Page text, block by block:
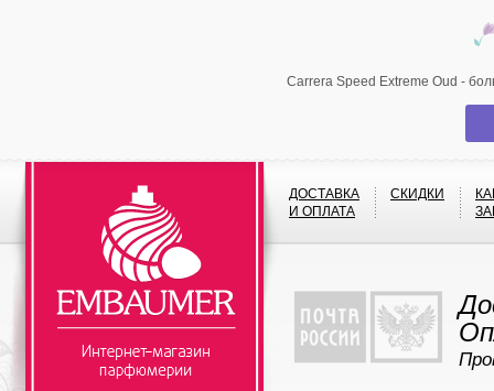
Carrera Speed Extreme Oud -
ДОСТАВКА
И ОПЛАТА
СКИДКИ